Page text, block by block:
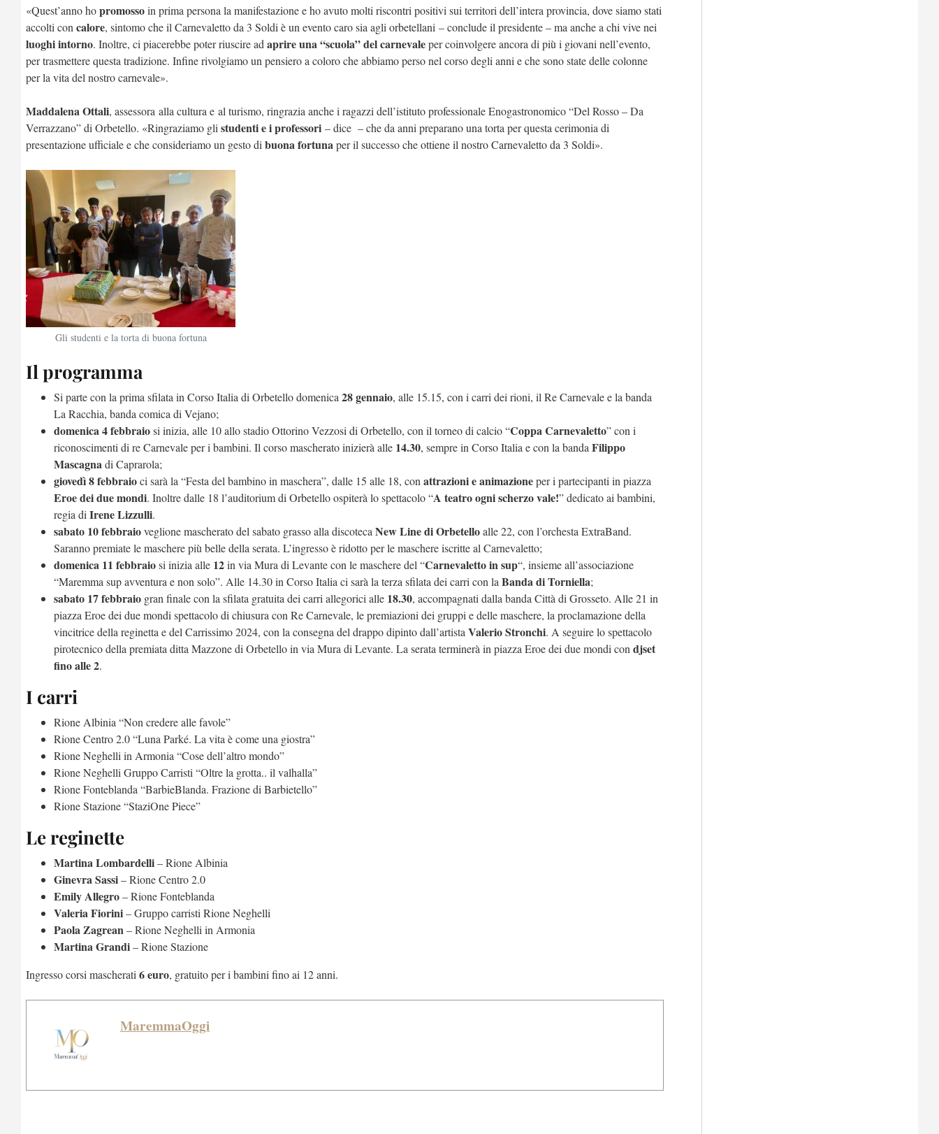
«Quest’anno hopromossoin prima persona la manifestazione e ho avuto molti riscontri positivi sui territori dell’intera provincia, dove siamo stati
accolti con calore, sintomo che il Carnevaletto da 3 Soldi è un evento caro sia agli orbetellani – conclude il presidente –ma anche a chi vive nei
luoghi intorno. Inoltre, ci piacerebbe poter riuscire ad aprire una “scuola” del carnevaleper coinvolgere ancora di più i giovani nell’evento,
per trasmettere questa tradizione. Infine rivolgiamo un pensiero a coloro che abbiamo perso nel corso degli anni e che sono state delle colonne
per la vita del nostro carnevale».
Maddalena Ottali, assessora alla cultura e al turismo, ringrazia anche i ragazzi dell’istituto professionale Enogastronomico “Del Rosso – Da
Verrazzano” di Orbetello. «Ringraziamo gli studenti e i professori – dice –che da anni preparano una torta per questa cerimonia di
presentazione ufficiale e che consideriamo un gesto di buona fortunaper il successo che ottiene il nostro Carnevaletto da 3 Soldi».
Gli studenti e la torta di buona fortuna
Il programma
Si parte con la prima sfilata in Corso Italia di Orbetello domenica 28 gennaio, alle 15.15, con i carri dei rioni, il Re Carnevale e la banda
La Racchia, banda comica di Vejano;
domenica 4 febbraiosi inizia, alle 10 allo stadio Ottorino Vezzosi di Orbetello, con il torneo di calcio “Coppa Carnevaletto” con i
riconoscimenti di re Carnevale per i bambini. Il corso mascherato inizierà alle 14.30, sempre in Corso Italia e con la banda Filippo
Mascagnadi Caprarola;
giovedì 8 febbraioci sarà la “Festa del bambino in maschera”, dalle 15 alle 18, con attrazioni e animazioneper i partecipanti in piazza
Eroe dei due mondi. Inoltre dalle 18 l’auditorium di Orbetello ospiterà lo spettacolo “A teatro ogni scherzo vale!” dedicato ai bambini,
regia di Irene Lizzulli.
sabato 10 febbraioveglione mascherato del sabato grasso alla discoteca New Line di Orbetelloalle 22, con l’orchesta ExtraBand.
Saranno premiate le maschere più belle della serata. L’ingresso è ridotto per le maschere iscritte al Carnevaletto;
domenica 11 febbraiosi inizia alle 12in via Mura di Levante con le maschere del “Carnevaletto in sup“, insieme all’associazione
“Maremma sup avventura e non solo”. Alle 14.30 in Corso Italia ci sarà la terza sfilata dei carri con la Banda di Torniella;
sabato 17 febbraio gran finale con la sfilata gratuita dei carri allegorici alle 18.30, accompagnati dalla banda Città di Grosseto. Alle 21 in
piazza Eroe dei due mondi spettacolo di chiusura con Re Carnevale, le premiazioni dei gruppi e delle maschere, la proclamazione della
vincitrice della reginetta e del Carrissimo 2024, con la consegna del drappo dipinto dall’artista Valerio Stronchi. A seguire lo spettacolo
pirotecnico della premiata ditta Mazzone di Orbetello in via Mura di Levante. La serata terminerà in piazza Eroe dei due mondi con djset
fino alle 2.
I carri
Rione Albinia “Non credere alle favole”
Rione Centro 2.0 “Luna Parké. La vita è come una giostra”
Rione Neghelli in Armonia “Cose dell’altro mondo”
Rione Neghelli Gruppo Carristi “Oltre la grotta.. il valhalla”
Rione Fonteblanda “BarbieBlanda. Frazione di Barbietello”
Rione Stazione “StaziOne Piece”
Le reginette
Martina Lombardelli– Rione Albinia
Ginevra Sassi– Rione Centro 2.0
Emily Allegro– Rione Fonteblanda
Valeria Fiorini– Gruppo carristi Rione Neghelli
Paola Zagrean– Rione Neghelli in Armonia
Martina Grandi– Rione Stazione
Ingresso corsi mascherati 6 euro, gratuito per i bambini fino ai 12 anni.
MaremmaOggi